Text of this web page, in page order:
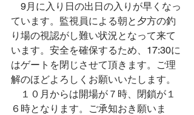
9月に入り日の出日の入りが早くなっ
ています。監視員による朝と夕方の釣
り場の視認がし難い状況となって来て
います。安全を確保するため、17:30に
はゲートを閉じさせて頂きます。ご理
解のほどよろしくお願いいたします。
１０月からは開場が７時、閉鎖が１
６時となります。ご承知おき願いま